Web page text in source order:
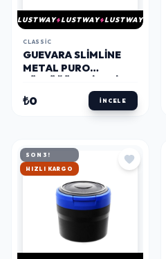
LUSTWAY LUSTWAY LUSTWAY
CLASSIC
GUEVARA SLIMLINE
METAL PURO
₺0 İNCELE
SON 3!
HIZLI KARGO